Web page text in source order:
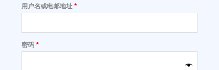
用户名或电邮地址 *
密码 *